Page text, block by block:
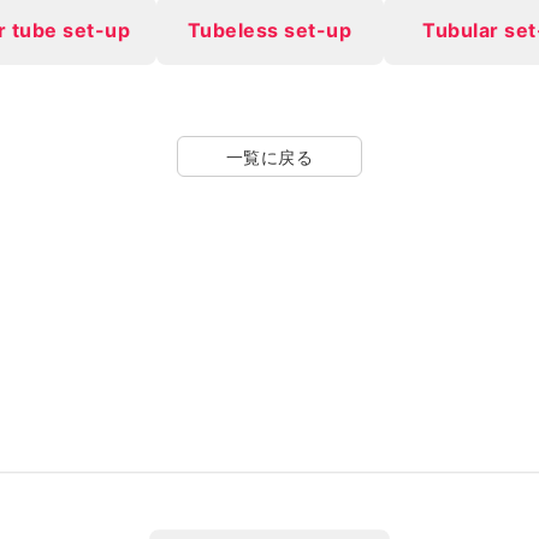
tube set-up Tubeless set-up Tubular
一覧に戻る